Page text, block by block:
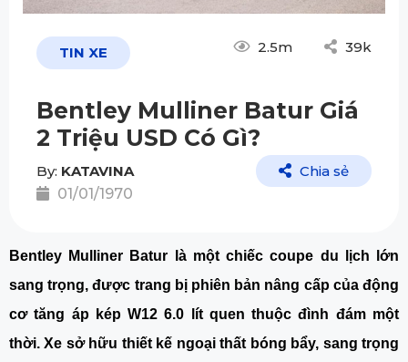
TIN XE 2.5m 39k
Bentley Mulliner Batur Giá
2 Triệu USD Có Gì?
By: KATAVINA
01/01/1970
Chia sẻ
Bentley Mulliner Batur là một chiếc coupe du lịch lớn
sang trọng, được trang bị phiên bản nâng cấp của động
cơ tăng áp kép W12 6.0 lít quen thuộc đình đám một
thời. Xe sở hữu thiết kế ngoại thất bóng bẩy, sang trọng